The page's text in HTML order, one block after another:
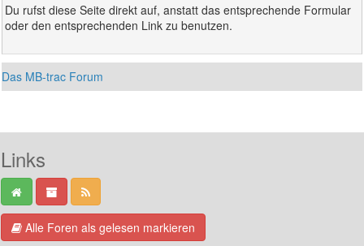
Du rufst diese Seite direkt auf, anstatt das entsprechende Formular
oder den entsprechenden Link zu benutzen.
Das MB-trac Forum
Links
Alle Foren als gelesen markieren